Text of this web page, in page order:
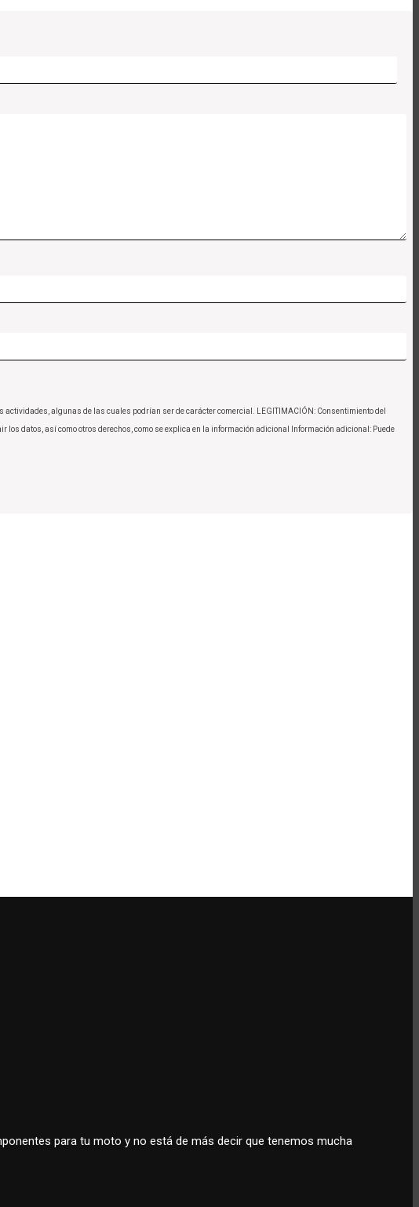
algunas de las cuales podrían ser de carácter comercial. LEGITIMACIÓN: Consentimiento del
los datos, así como otros derechos, como se explica en la información adicional Información adicional: Puede
para tu moto y no está de más decir que tenemos mucha